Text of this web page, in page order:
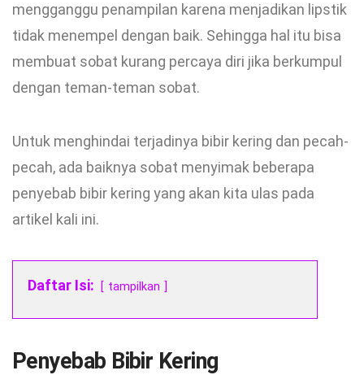
mengganggu penampilan karena menjadikan lipstik
tidak menempel dengan baik. Sehingga hal itu bisa
membuat sobat kurang percaya diri jika berkumpul
dengan teman-teman sobat.
Untuk menghindai terjadinya bibir kering dan pecah-
pecah, ada baiknya sobat menyimak beberapa
penyebab bibir kering yang akan kita ulas pada
artikel kali ini.
Daftar Isi: tampilkan
Penyebab Bibir Kering